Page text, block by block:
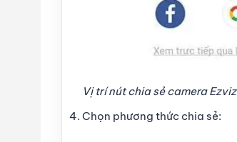
Vị trí nút chia sẻ camera Ezviz
Chọn phương thức chia sẻ: